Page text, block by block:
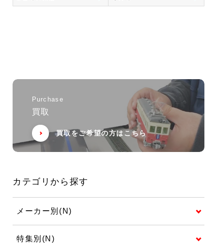
Purchase
買取
買取をご希望の方はこちら
カテゴリから探す
メーカー別(N)
特集別(N)